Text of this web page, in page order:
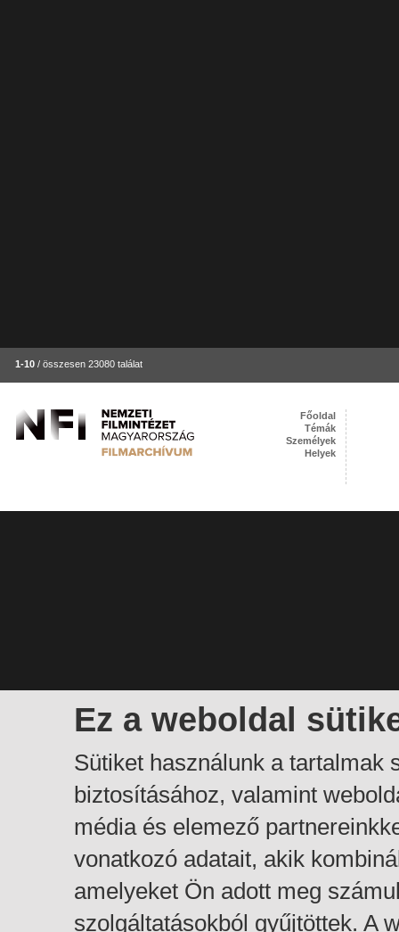
1-10 / összesen 23080 találat
Ez a weboldal
Sütiket használunk a tartalmak
biztosításához, valamint
média és elemező
vonatkozó adatait, akik
amelyeket Ön adott meg
szolgáltatásokból gyűjtöttek. A
Főoldal
Témák
Személyek
Helyek